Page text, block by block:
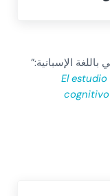
الإسبانية:”
El